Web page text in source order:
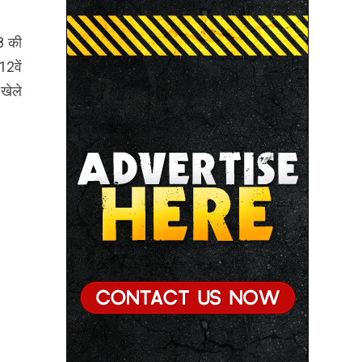
की
खेले
● छिंदवाड़ा को औद्योगिक हब बनाने की दिशा में तेज होंगे प्रयास :
मुख्यमंत्री डॉ. यादव
● जन सेवा में संवेदनशीलता ही सुशासन की पहचान : मुख्यमंत्री
डॉ. यादव
● प्रशिक्षु छात्राएं आत्मविश्वास रखें, तकनीकी दक्षता के साथ
अपनी जड़ों से जुड़े : मुख्यमंत्री डॉ. यादव